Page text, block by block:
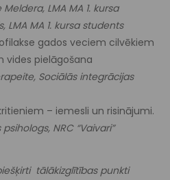
LMA MA 1. kursa
LMA MA 1. kursa students
gados veciem cilvēkiem
vides pielāgošana
Sociālās integrācijas
– iemesli un risinājumi.
NRC “Vaivari”
tālākizglītības punkti